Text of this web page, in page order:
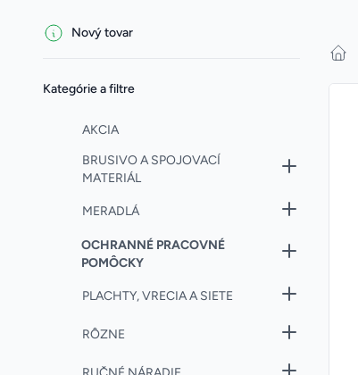
FiltersNový tovar
Kategórie a filtre
AKCIA
BRUSIVO A SPOJOVACÍ
MATERIÁL
MERADLÁ
OCHRANNÉ PRACOVNÉ
POMÔCKY
PLACHTY, VRECIA A SIETE
RÔZNE